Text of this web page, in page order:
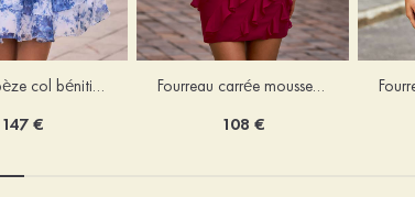
Robe trapèze col bénitier mousseline courte/mini robe de fête de la rentrée avec appliqué
147 €
Fourreau carrée mousseline courte/mini robe de fête de la rentré avec volants
108 €